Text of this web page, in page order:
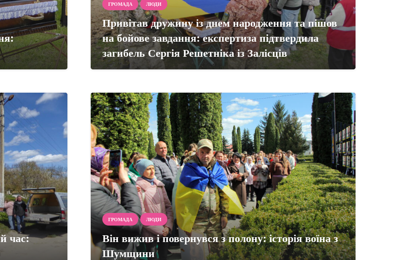
ГРОМАДА ЛЮДИ
Привітав дружину із днем народження та пішов
на бойове завдання: експертиза підтвердила
загибель Сергія Решетніка із Залісців
час:
ГРОМАДА ЛЮДИ
Він вижив і повернувся з полону: історія воїна з
Шумщини